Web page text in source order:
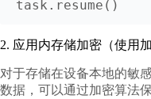
2. 应用内存储加密（使用加
对于存储在设备本地的敏
数据，可以通过加密算法